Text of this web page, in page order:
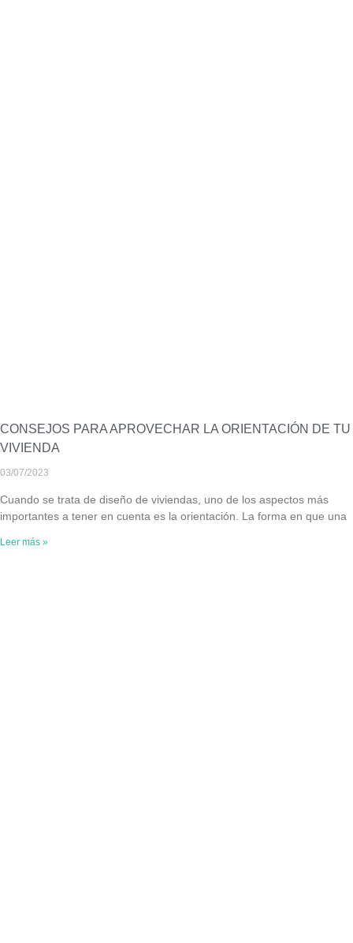
CONSEJOS PARA APROVECHAR LA ORIENTACIÓN DE TU
VIVIENDA
03/07/2023
Cuando se trata de diseño de viviendas, uno de los aspectos más
importantes a tener en cuenta es la orientación. La forma en que una
Leer más »